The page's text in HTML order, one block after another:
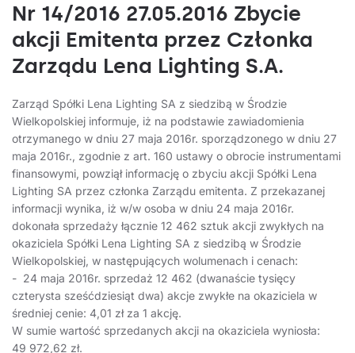
Nr 14/2016 27.05.2016 Zbycie
akcji Emitenta przez Członka
Zarządu Lena Lighting S.A.
Zarząd Spółki Lena Lighting SA z siedzibą w Środzie
Wielkopolskiej informuje, iż na podstawie zawiadomienia
otrzymanego w dniu 27 maja 2016r. sporządzonego w dniu 27
maja 2016r., zgodnie z art. 160 ustawy o obrocie instrumentami
finansowymi, powziął informację o zbyciu akcji Spółki Lena
Lighting SA przez członka Zarządu emitenta. Z przekazanej
informacji wynika, iż w/w osoba w dniu 24 maja 2016r.
dokonała sprzedaży łącznie 12 462 sztuk akcji zwykłych na
okaziciela Spółki Lena Lighting SA z siedzibą w Środzie
Wielkopolskiej, w następujących wolumenach i cenach:
- 24 maja 2016r. sprzedaż 12 462 (dwanaście tysięcy
czterysta sześćdziesiąt dwa) akcje zwykłe na okaziciela w
średniej cenie: 4,01 zł za 1 akcję.
W sumie wartość sprzedanych akcji na okaziciela wyniosła:
49 972,62 zł.